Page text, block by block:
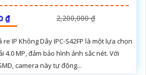
₫ 2,200,000 ₫
IP Không Dây IPC-S42FP là một lựa chọn
4.0 MP, đảm bảo hình ảnh sắc nét. Với
camera này tự động...